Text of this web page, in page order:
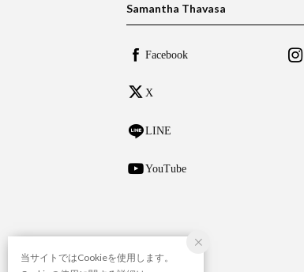
Samantha Thavasa
Facebook
X
LINE
YouTube
当サイトではCookieを使用します。